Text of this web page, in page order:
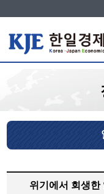
위기에서 회생한